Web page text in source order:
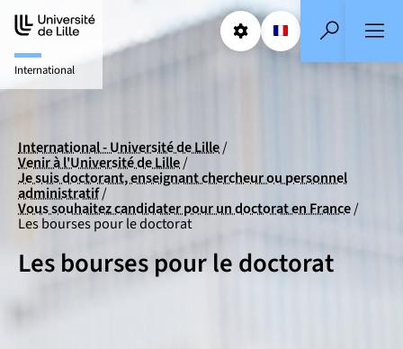
Aller
au
contenu
Aller
au
pied
deInternational
Paramétrages
Sélectionner
FR
- Français
International - Université de Lille
Venir à l'Université de Lille
Je suis doctorant, enseignant chercheur ou personnel
administratif
Vous souhaitez candidater pour un doctorat en France
Les bourses pour le doctorat
Les bourses pour le doctorat